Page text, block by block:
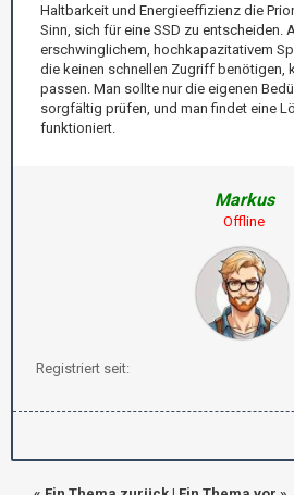
Haltbarkeit und Energieeffizienz die
Sinn, sich für eine SSD zu entscheiden.
erschwinglichem, hochkapazitativem
die keinen schnellen Zugriff benötigen,
passen. Man sollte nur die eigenen
sorgfältig prüfen, und man findet eine
funktioniert.
Markus
Offline
Registriert seit: